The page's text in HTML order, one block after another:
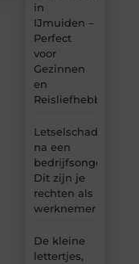
in
IJmuiden –
Perfect
voor
Gezinnen
en
Reisliefhebbers
Letselschade
na een
bedrijfsongeval:
Dit zijn je
rechten als
werknemer
De kleine
lettertjes,